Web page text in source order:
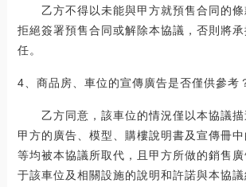
乙方不得以未能與甲方就預售合同的條
拒絕簽署預售合同或解除本協議，否則將
任。
4、商品房、車位的宣傳廣告是否僅供參考
乙方同意，該車位的情況僅以本協議描
甲方的廣告、模型、購樓說明書及宣傳冊
等均被本協議所取代，且甲方所做的銷售
于該車位及相關設施的說明和許諾與本協議